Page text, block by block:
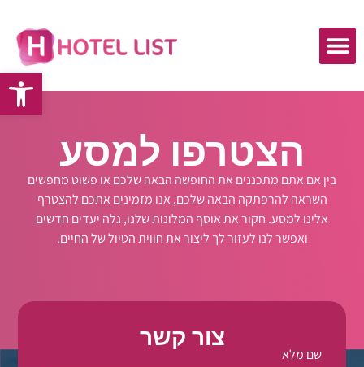
צור קשר
שם מלא
הצטרפו למסע
בין אם אתם מתכננים את החופשה הבאה שלכם או פשוט מחפשים
השראה להרפתקה הבאה שלכם, אנו מזמינים אתכם להצטרף
אלינו למסע. חקור את אוסף המלונות שלנו, גלה יעדים חדשים
ואפשר לנו לעזור לך ליצור את חווית הטיול של החיים.